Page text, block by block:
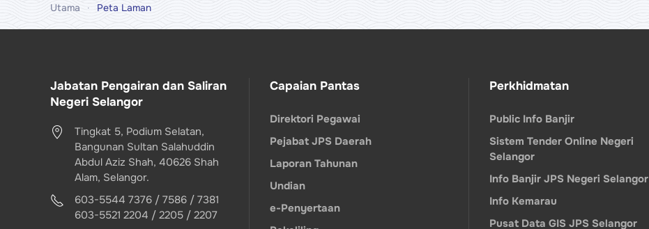
Utama Peta Laman
Jabatan Pengairan dan Saliran
Negeri Selangor
Tingkat 5, Podium Selatan,
Bangunan Sultan Salahuddin
Abdul Aziz Shah, 40626 Shah
Alam, Selangor.
603-5544 7376 / 7586 / 7381
603-5521 2204 / 2205 / 2207
Capaian Pantas
Direktori Pegawai
Pejabat JPS Daerah
Laporan Tahunan
Undian
e-Penyertaan
Perkhidmatan
Public Info Banjir
Sistem Tender Online Negeri
Selangor
Info Banjir JPS Negeri Selangor
Info Kemarau
Pusat Data GIS JPS Selangor